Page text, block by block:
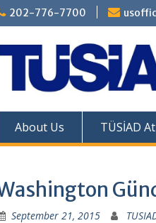
202-776-7700
About Us TÜSİAD
September 21, 2015